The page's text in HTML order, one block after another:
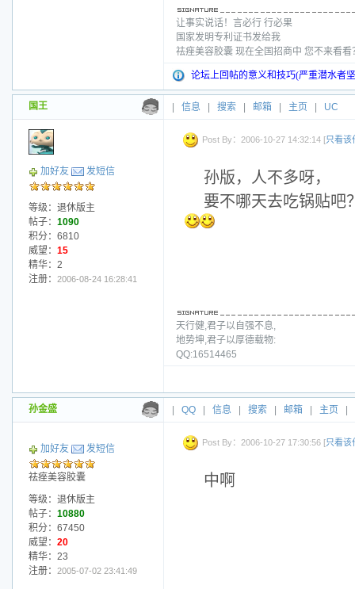
让事实说话！言必行 行必果
国家发明专利证书发给我
祛痤美容胶囊 现在全国招商中 您不来看
论坛上回帖的意义和技巧(严重潜水者
国王 信息 搜索 邮箱 主页 UC
加好友 发短信
等级：退休版主
帖子： 1090
积分：6810
威望： 15
精华：2
注册： 2006-08-24 16:28:41
Post By：2006-10-27 14:32:14 [只看该
孙版，人不多呀，
要不哪天去吃锅贴吧
天行健,君子以自强不息,
地势坤,君子以厚德载物:
QQ:16514465
孙金盛 QQ 信息 搜索 邮箱 主页
加好友 发短信
祛痤美容胶囊
等级：退休版主
帖子： 10880
积分：67450
威望： 20
精华：23
注册： 2005-07-02 23:41:49
Post By：2006-10-27 17:30:56 [只看该
中啊